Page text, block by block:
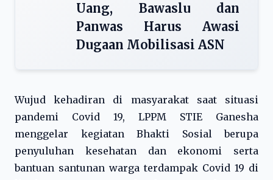
Uang, Bawaslu dan
Panwas Harus Awasi
Dugaan Mobilisasi ASN
Wujud kehadiran di masyarakat saat situasi
pandemi Covid 19, LPPM STIE Ganesha
menggelar kegiatan Bhakti Sosial berupa
penyuluhan kesehatan dan ekonomi serta
bantuan santunan warga terdampak Covid 19 di